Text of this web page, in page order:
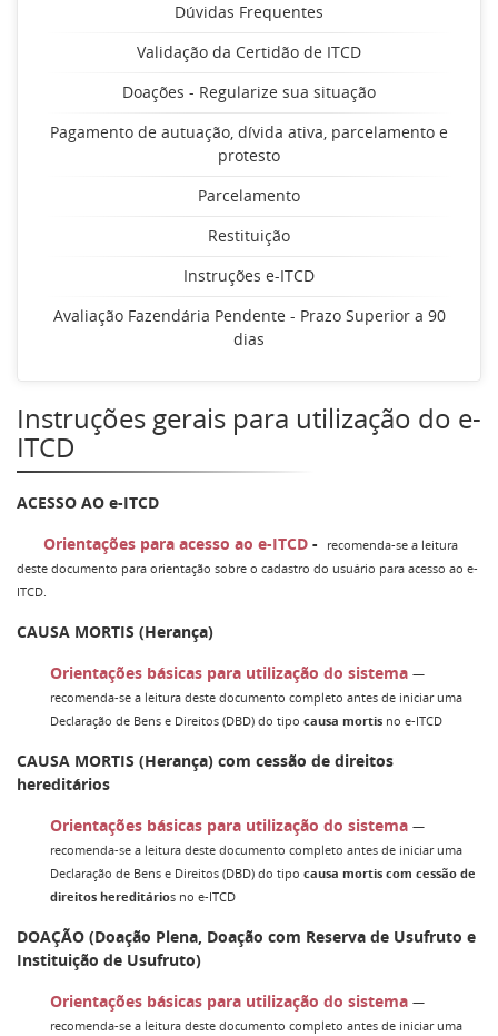
Dúvidas Frequentes
Validação da Certidão de ITCD
Doações - Regularize sua situação
Pagamento de autuação, dívida ativa, parcelamento e
protesto
Parcelamento
Restituição
Instruções e-ITCD
Avaliação Fazendária Pendente - Prazo Superior a 90
dias
Instruções gerais para utilização do e-
ITCD
ACESSO AO e-ITCD
Orientações para acesso ao e-ITCD -
recomenda-se a leitura
deste documento para orientação sobre o cadastro do usuário para acesso ao e-
ITCD.
CAUSA MORTIS (Herança)
Orientações básicas para utilização do sistema —
recomenda-se a leitura deste documento completo antes de iniciar uma
Declaração de Bens e Direitos (DBD) do tipo causa mortis no e-ITCD
CAUSA MORTIS (Herança) com cessão de direitos
hereditários
Orientações básicas para utilização do sistema —
recomenda-se a leitura deste documento completo antes de iniciar uma
Declaração de Bens e Direitos (DBD) do tipo causa mortis com cessão de
direitos hereditários no e-ITCD
DOAÇÃO (Doação Plena, Doação com Reserva de Usufruto e
Instituição de Usufruto)
Orientações básicas para utilização do sistema —
recomenda-se a leitura deste documento completo antes de iniciar uma